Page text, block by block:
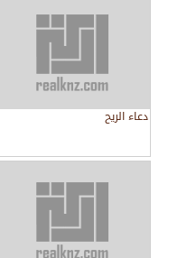
دعاء الريح